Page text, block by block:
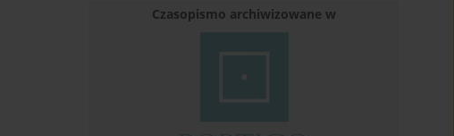
Czasopismo archiwizowane w